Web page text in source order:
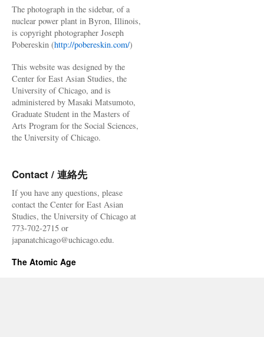
The photograph in the sidebar, of a
nuclear power plant in Byron, Illinois,
is copyright photographer Joseph
Pobereskin (http://pobereskin.com/)
This website was designed by the
Center for East Asian Studies, the
University of Chicago, and is
administered by Masaki Matsumoto,
Graduate Student in the Masters of
Arts Program for the Social Sciences,
the University of Chicago.
Contact / 連絡先
If you have any questions, please
contact the Center for East Asian
Studies, the University of Chicago at
773-702-2715 or
japanatchicago@uchicago.edu.
The Atomic Age